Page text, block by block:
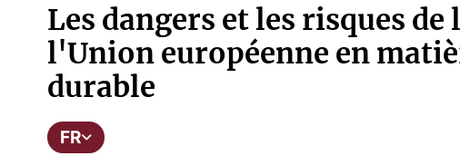
Les dangers et les risques de
l'Union européenne en
durable
FR